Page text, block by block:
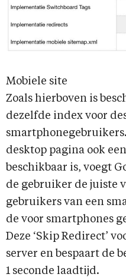
Mobiele site
Zoals hierboven is
dezelfde index voor
desktop pagina ook
beschikbaar is, voegt
de gebruiker de juiste
gebruikers van een
de voor smartphones
Deze ‘Skip Redirect’
server en bespaart de
1 seconde laadtijd.